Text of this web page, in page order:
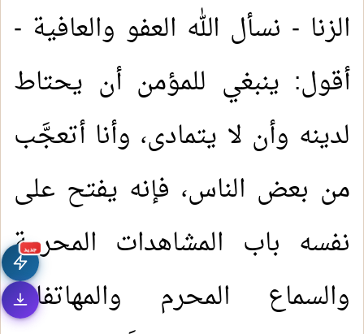
جديد
الزنا - نسأل الله العفو والعافية -
أقول: ينبغي للمؤمن أن يحتاط
لدينه وأن لا يتمادى، وأنا أتعجَّب
من بعض الناس، فإنه يفتح على
نفسه باب المشاهدات المحرمة
والسماع المحرم والمهاتفات